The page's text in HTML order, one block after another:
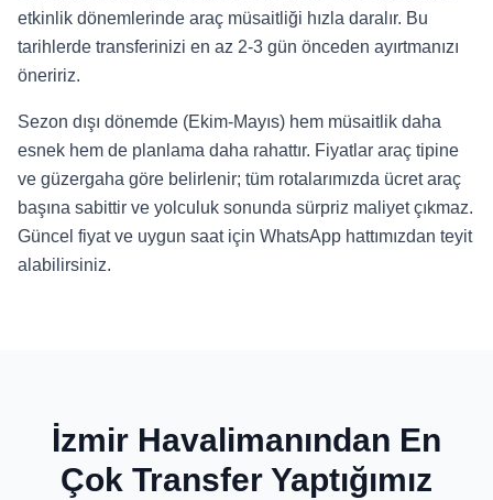
etkinlik dönemlerinde araç müsaitliği hızla daralır. Bu
tarihlerde transferinizi en az 2-3 gün önceden ayırtmanızı
öneririz.
Sezon dışı dönemde (Ekim-Mayıs) hem müsaitlik daha
esnek hem de planlama daha rahattır. Fiyatlar araç tipine
ve güzergaha göre belirlenir; tüm rotalarımızda ücret araç
başına sabittir ve yolculuk sonunda sürpriz maliyet çıkmaz.
Güncel fiyat ve uygun saat için WhatsApp hattımızdan teyit
alabilirsiniz.
İzmir Havalimanından En
Çok Transfer Yaptığımız